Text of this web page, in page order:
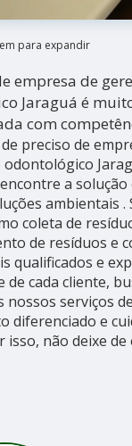
para expandir
empresa de
Jaraguá é
com
preciso de
a
ambientais
coleta de
de resíduos e
qualificados e
de cada cliente,
nossos serviços
diferenciado e
isso, não deixe